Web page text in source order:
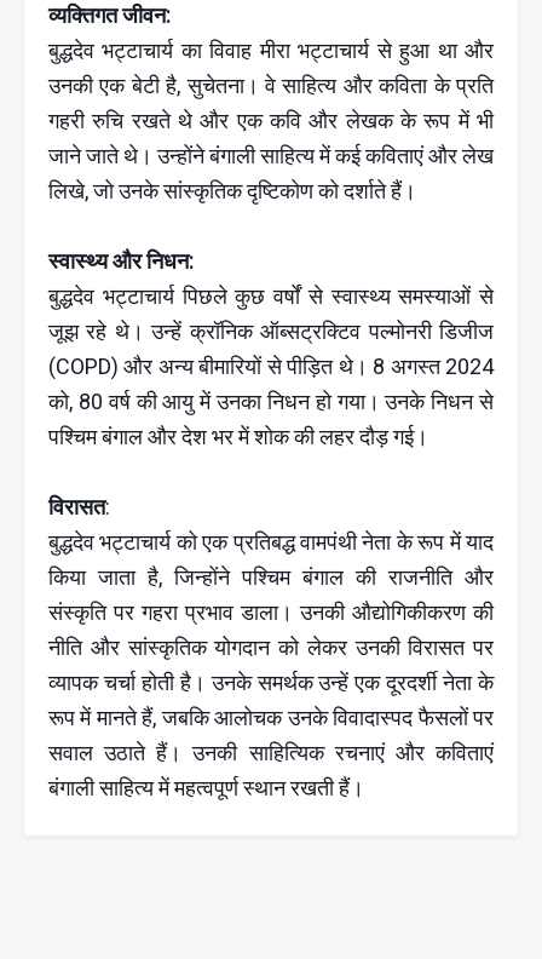
व्यक्तिगत जीवन:
बुद्धदेव भट्टाचार्य का विवाह मीरा भट्टाचार्य से हुआ था और
उनकी एक बेटी है, सुचेतना। वे साहित्य और कविता के प्रति
गहरी रुचि रखते थे और एक कवि और लेखक के रूप में भी
जाने जाते थे। उन्होंने बंगाली साहित्य में कई कविताएं और लेख
लिखे, जो उनके सांस्कृतिक दृष्टिकोण को दर्शाते हैं।
स्वास्थ्य और निधन:
बुद्धदेव भट्टाचार्य पिछले कुछ वर्षों से स्वास्थ्य समस्याओं से
जूझ रहे थे। उन्हें क्रॉनिक ऑब्सट्रक्टिव पल्मोनरी डिजीज
(COPD) और अन्य बीमारियों से पीड़ित थे। 8 अगस्त 2024
को, 80 वर्ष की आयु में उनका निधन हो गया। उनके निधन से
पश्चिम बंगाल और देश भर में शोक की लहर दौड़ गई।
विरासत:
बुद्धदेव भट्टाचार्य को एक प्रतिबद्ध वामपंथी नेता के रूप में याद
किया जाता है, जिन्होंने पश्चिम बंगाल की राजनीति और
संस्कृति पर गहरा प्रभाव डाला। उनकी औद्योगिकीकरण की
नीति और सांस्कृतिक योगदान को लेकर उनकी विरासत पर
व्यापक चर्चा होती है। उनके समर्थक उन्हें एक दूरदर्शी नेता के
रूप में मानते हैं, जबकि आलोचक उनके विवादास्पद फैसलों पर
सवाल उठाते हैं। उनकी साहित्यिक रचनाएं और कविताएं
बंगाली साहित्य में महत्वपूर्ण स्थान रखती हैं।